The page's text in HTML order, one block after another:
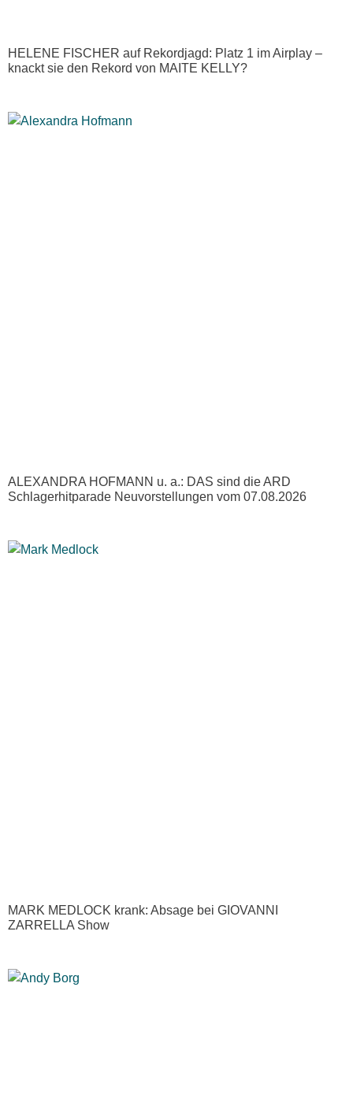
HELENE FISCHER auf Rekordjagd: Platz 1 im Airplay –
knackt sie den Rekord von MAITE KELLY?
ALEXANDRA HOFMANN u. a.: DAS sind die ARD
Schlagerhitparade Neuvorstellungen vom 07.08.2026
MARK MEDLOCK krank: Absage bei GIOVANNI
ZARRELLA Show